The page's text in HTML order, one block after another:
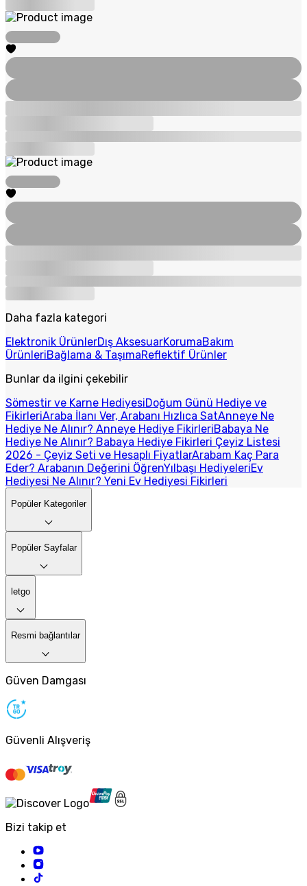
Daha fazla kategori
Elektronik ÜrünlerDış AksesuarKorumaBakım
ÜrünleriBağlama & TaşımaReflektif Ürünler
Bunlar da ilgini çekebilir
Sömestir ve Karne HediyesiDoğum Günü Hediye ve
FikirleriAraba İlanı Ver, Arabanı Hızlıca SatAnneye Ne
Hediye Ne Alınır? Anneye Hediye FikirleriBabaya Ne
Hediye Ne Alınır? Babaya Hediye Fikirleri Çeyiz Listesi
2026 - Çeyiz Seti ve Hesaplı FiyatlarArabam Kaç Para
Eder? Arabanın Değerini ÖğrenYılbaşı HediyeleriEv
Hediyesi Ne Alınır? Yeni Ev Hediyesi Fikirleri
Popüler Kategoriler
Popüler Sayfalar
letgo
Resmi bağlantılar
Güven Damgası
Güvenli Alışveriş
Bizi takip et